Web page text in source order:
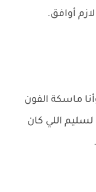
أوافق.
ماسكة الفون
اللي كان